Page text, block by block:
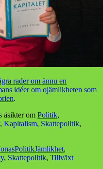
rader om ännu en
idéer om ojämlikheten som
.
åsikter om Politik,
, Kapitalism, Skattepolitik,
Kategorier
PolitikTaggar
Jämlikhet,
, Skattepolitik, Tillväxt